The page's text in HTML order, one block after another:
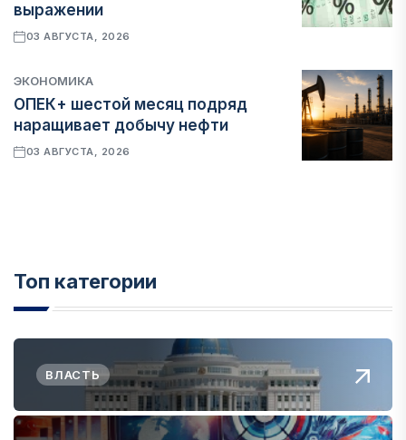
выражении
03 АВГУСТА, 2026
ЭКОНОМИКА
ОПЕК+ шестой месяц подряд
наращивает добычу нефти
03 АВГУСТА, 2026
Топ категории
ВЛАСТЬ